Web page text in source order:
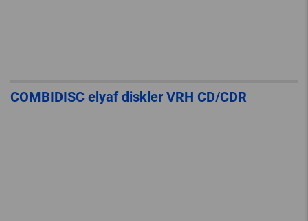
COMBIDISC elyaf diskler VRH CD/CDR